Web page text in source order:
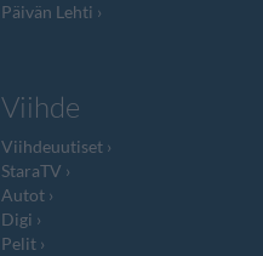
Päivän Lehti
Viihde
Viihdeuutiset
StaraTV
Autot
Digi
Pelit